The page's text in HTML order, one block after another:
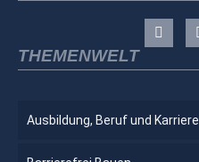
THEMENWELT
Ausbildung, Beruf und Karriere